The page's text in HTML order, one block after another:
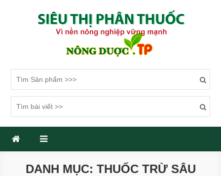
SIÊU THỊ PHÂN THUỐC
DANH MỤC: THUỐC TRỪ SÂU